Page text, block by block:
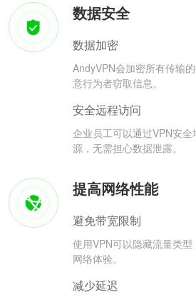
数据安全
数据加密
AndyVPN会加密所有传输
意行为者窃取信息。
安全远程访问
企业员工可以通过VPN安
源，无需担心数据泄露。
提高网络性能
避免带宽限制
使用VPN可以隐藏流量类
网络体验。
减少延迟